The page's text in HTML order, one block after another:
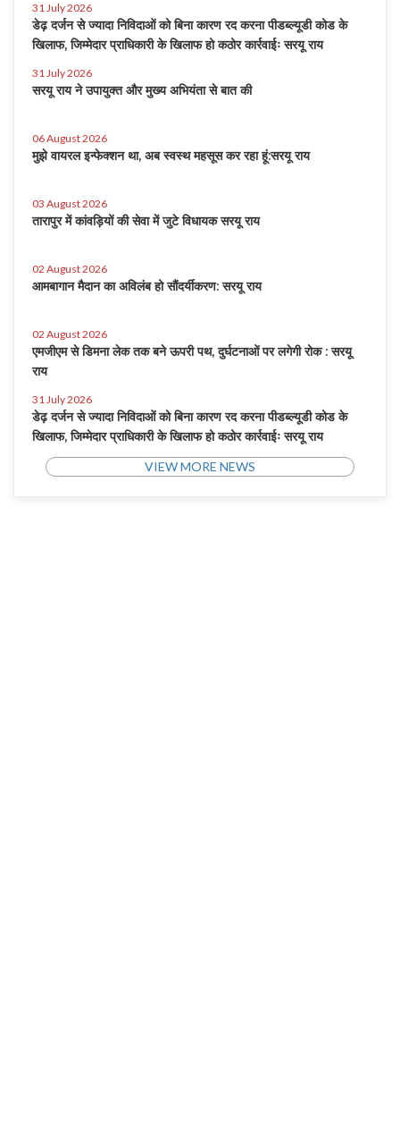
31 July 2026
डेढ़ दर्जन से ज्यादा निविदाओं को बिना कारण रद करना पीडब्ल्यूडी कोड के
खिलाफ, जिम्मेदार प्राधिकारी के खिलाफ हो कठोर कार्रवाईः सरयू राय
31 July 2026
सरयू राय ने उपायुक्त और मुख्य अभियंता से बात की
06 August 2026
मुझे वायरल इन्फेक्शन था, अब स्वस्थ महसूस कर रहा हूं:सरयू राय
03 August 2026
तारापुर में कांवड़ियों की सेवा में जुटे विधायक सरयू राय
02 August 2026
आमबागान मैदान का अविलंब हो सौंदर्यीकरण: सरयू राय
02 August 2026
एमजीएम से डिमना लेक तक बने ऊपरी पथ, दुर्घटनाओं पर लगेगी रोक : सरयू
राय
31 July 2026
डेढ़ दर्जन से ज्यादा निविदाओं को बिना कारण रद करना पीडब्ल्यूडी कोड के
खिलाफ, जिम्मेदार प्राधिकारी के खिलाफ हो कठोर कार्रवाईः सरयू राय
VIEW MORE NEWS